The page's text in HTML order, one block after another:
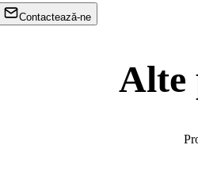
Contactează-ne
Alte